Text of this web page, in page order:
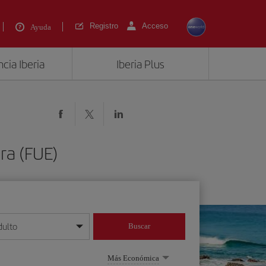
Ayuda Registro Acceso
Iberia Iberia Plus
(FUE)
mes/año
Buscar
Más Económica